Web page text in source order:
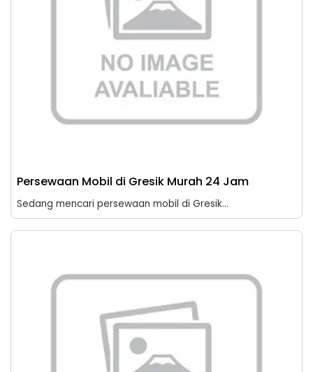
Persewaan Mobil di Gresik Murah 24 Jam
Sedang mencari persewaan mobil di Gresik...